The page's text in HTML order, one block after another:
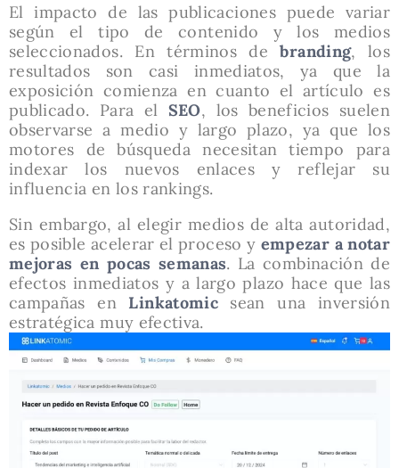
El impacto de las publicaciones puede variar
según el tipo de contenido y los medios
seleccionados. En términos debranding, los
resultados son casi inmediatos, ya que la
exposición comienza en cuanto el artículo es
publicado. Para el SEO, los beneficios suelen
observarse a medio y largo plazo, ya que los
motores de búsqueda necesitan tiempo para
indexar los nuevos enlaces y reflejar su
influencia en los rankings.
Sin embargo, al elegir medios de alta autoridad,
es posible acelerar el proceso y empezar a notar
mejoras en pocas semanas. La combinación de
efectos inmediatos y a largo plazo hace que las
campañas en Linkatomic sean una inversión
estratégica muy efectiva.